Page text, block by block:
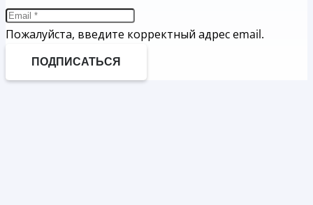
Пожалуйста, введите корректный адрес email.
ПОДПИСАТЬСЯ